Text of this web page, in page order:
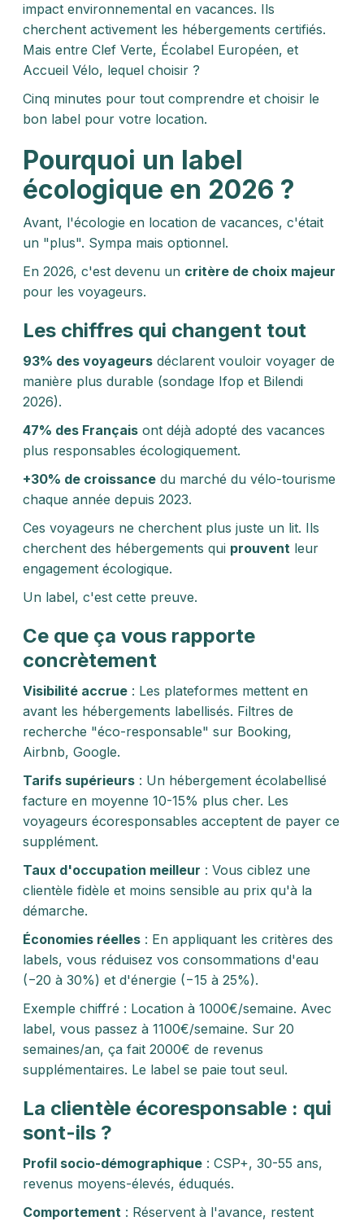
impact environnemental en vacances. Ils
cherchent activement les hébergements certifiés.
Mais entre Clef Verte, Écolabel Européen, et
Accueil Vélo, lequel choisir ?
Cinq minutes pour tout comprendre et choisir le
bon label pour votre location.
Pourquoi un label
écologique en 2026 ?
Avant, l'écologie en location de vacances, c'était
un "plus". Sympa mais optionnel.
En 2026, c'est devenu un critère de choix majeur
pour les voyageurs.
Les chiffres qui changent tout
93% des voyageurs déclarent vouloir voyager de
manière plus durable (sondage Ifop et Bilendi
2026).
47% des Français ont déjà adopté des vacances
plus responsables écologiquement.
+30% de croissance du marché du vélo-tourisme
chaque année depuis 2023.
Ces voyageurs ne cherchent plus juste un lit. Ils
cherchent des hébergements qui prouvent leur
engagement écologique.
Un label, c'est cette preuve.
Ce que ça vous rapporte
concrètement
Visibilité accrue : Les plateformes mettent en
avant les hébergements labellisés. Filtres de
recherche "éco-responsable" sur Booking,
Airbnb, Google.
Tarifs supérieurs : Un hébergement écolabellisé
facture en moyenne 10-15% plus cher. Les
voyageurs écoresponsables acceptent de payer ce
supplément.
Taux d'occupation meilleur : Vous ciblez une
clientèle fidèle et moins sensible au prix qu'à la
démarche.
Économies réelles : En appliquant les critères des
labels, vous réduisez vos consommations d'eau
(−20 à 30%) et d'énergie (−15 à 25%).
Exemple chiffré : Location à 1000€/semaine. Avec
label, vous passez à 1100€/semaine. Sur 20
semaines/an, ça fait 2000€ de revenus
supplémentaires. Le label se paie tout seul.
La clientèle écoresponsable : qui
sont-ils ?
Profil socio-démographique : CSP+, 30-55 ans,
revenus moyens-élevés, éduqués.
Comportement : Réservent à l'avance, restent